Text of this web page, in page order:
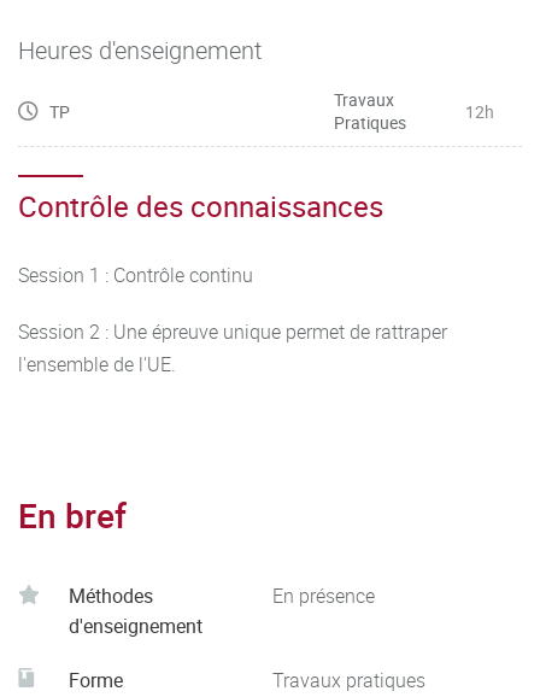
Heures d'enseignement
TP
Travaux
Pratiques
12h
Contrôle des connaissances
Session 1 : Contrôle continu
Session 2 : Une épreuve unique permet de rattraper
l'ensemble de l'UE.
En bref
Méthodes
d'enseignement
En présence
Forme
Travaux pratiques